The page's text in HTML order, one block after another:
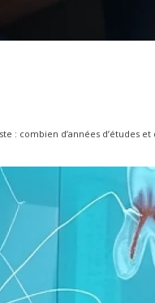
: combien d’années d’études et